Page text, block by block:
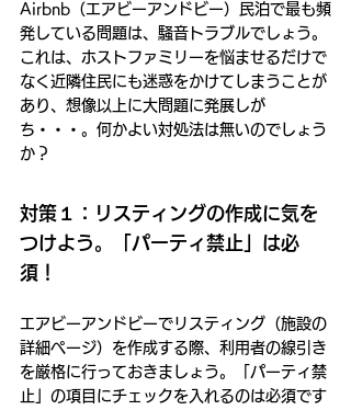
Airbnb（エアビーアンドビー）民泊で最も頻
発している問題は、騒音トラブルでしょう。
これは、ホストファミリーを悩ませるだけで
なく近隣住民にも迷惑をかけてしまうことが
あり、想像以上に大問題に発展しが
ち・・・。何かよい対処法は無いのでしょう
か？
対策１：リスティングの作成に気を
つけよう。「パーティ禁止」は必
須！
エアビーアンドビーでリスティング（施設の
詳細ページ）を作成する際、利用者の線引き
を厳格に行っておきましょう。「パーティ禁
止」の項目にチェックを入れるのは必須です